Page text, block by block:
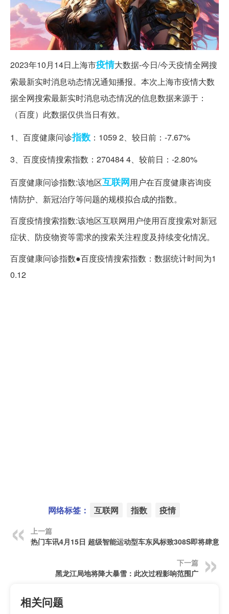
2023年10月14日上海市疫情大数据-今日/今天疫情全网搜
索最新实时消息动态情况通知播报。本次上海市疫情大数
据全网搜索最新实时消息动态情况的信息数据来源于：
（百度）此数据仅供当日有效。
1、百度健康问诊指数 ：1059 2、较日前：-7.67%
3、百度疫情搜索指数：270484 4、较前日：-2.80%
百度健康问诊指数:该地区互联网用户在百度健康咨询疫
情防护、新冠治疗等问题的规模拟合成的指数。
百度疫情搜索指数:该地区互联网用户使用百度搜索对新冠
症状、防疫物资等需求的搜索关注程度及持续变化情况。
百度健康问诊指数●百度疫情搜索指数：数据统计时间为1
0.12
网络标签： 互联网 指数 疫情
上一篇
热门车讯4月15日 超级智能运动型车东风标致308S即将肆意登
下一篇
黑龙江局地将降大暴雪：此次过程影响范围广
相关问题